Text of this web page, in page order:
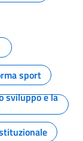
sport
sviluppo e la